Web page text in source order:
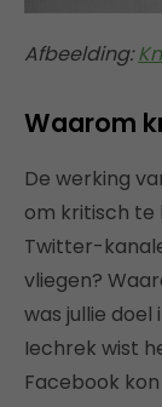
Afbeelding:
Waarom
De werking
om kritisch te
Twitter-
vliegen?
was jullie
Iechrek wist
Facebook